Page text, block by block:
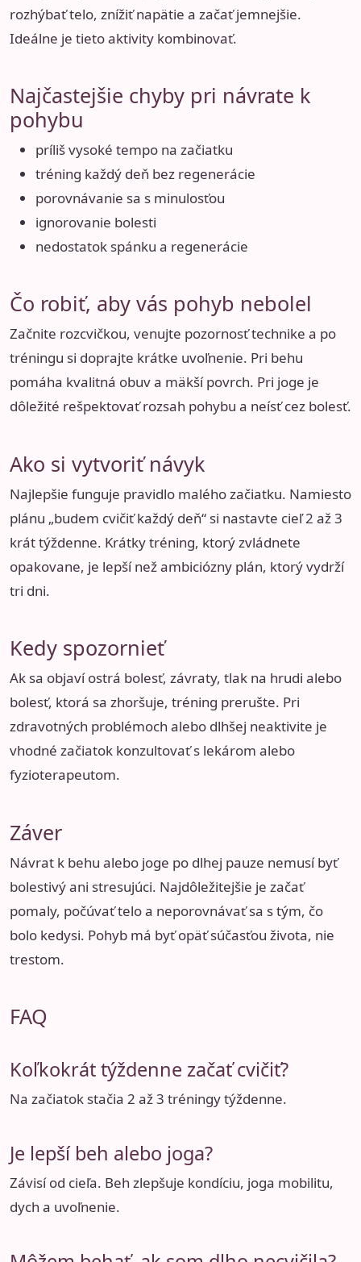
rozhýbať telo, znížiť napätie a začať jemnejšie.
Ideálne je tieto aktivity kombinovať.
Najčastejšie chyby pri návrate k
pohybu
príliš vysoké tempo na začiatku
tréning každý deň bez regenerácie
porovnávanie sa s minulosťou
ignorovanie bolesti
nedostatok spánku a regenerácie
Čo robiť, aby vás pohyb nebolel
Začnite rozcvičkou, venujte pozornosť technike a po
tréningu si doprajte krátke uvoľnenie. Pri behu
pomáha kvalitná obuv a mäkší povrch. Pri joge je
dôležité rešpektovať rozsah pohybu a neísť cez bolesť.
Ako si vytvoriť návyk
Najlepšie funguje pravidlo malého začiatku. Namiesto
plánu „budem cvičiť každý deň“ si nastavte cieľ 2 až 3
krát týždenne. Krátky tréning, ktorý zvládnete
opakovane, je lepší než ambiciózny plán, ktorý vydrží
tri dni.
Kedy spozornieť
Ak sa objaví ostrá bolesť, závraty, tlak na hrudi alebo
bolesť, ktorá sa zhoršuje, tréning prerušte. Pri
zdravotných problémoch alebo dlhšej neaktivite je
vhodné začiatok konzultovať s lekárom alebo
fyzioterapeutom.
Záver
Návrat k behu alebo joge po dlhej pauze nemusí byť
bolestivý ani stresujúci. Najdôležitejšie je začať
pomaly, počúvať telo a neporovnávať sa s tým, čo
bolo kedysi. Pohyb má byť opäť súčasťou života, nie
trestom.
FAQ
Koľkokrát týždenne začať cvičiť?
Na začiatok stačia 2 až 3 tréningy týždenne.
Je lepší beh alebo joga?
Závisí od cieľa. Beh zlepšuje kondíciu, joga mobilitu,
dych a uvoľnenie.